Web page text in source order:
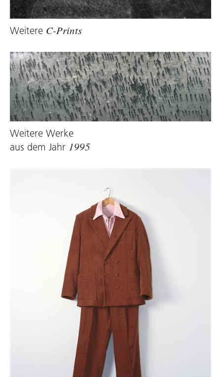
Weitere C-Prints
Weitere Werke
aus dem Jahr 1995